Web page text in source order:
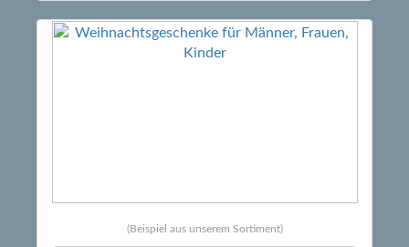
(Beispiel aus unserem Sortiment)